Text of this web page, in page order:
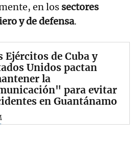
en los sectores
y de defensa.
Ejércitos de Cuba y
Unidos pactan
la
para evitar
en Guantánamo